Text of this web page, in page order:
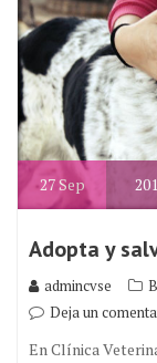
27Sep
Adopta y
admincvse
Deja un
En Clínica